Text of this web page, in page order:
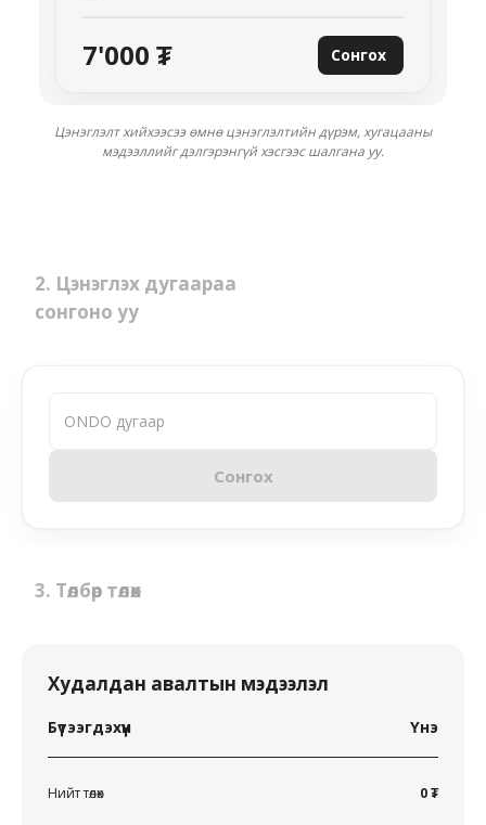
7'000 ₮ Сонгох
Цэнэглэлт хийхээсээ өмнө цэнэглэлтийн дүрэм, хугацааны
мэдээллийг дэлгэрэнгүй хэсгээс шалгана уу.
2. Цэнэглэх дугаараа
сонгоно уу
ONDO дугаар
Сонгох
3. Төлбөр төлөх
Худалдан авалтын мэдээлэл
Бүтээгдэхүүн Үнэ
Нийт төлөх 0 ₮